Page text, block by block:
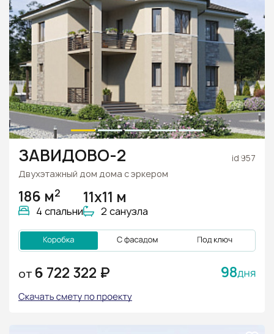
ЗАВИДОВО-2 id 957
Двухэтажный дом дома с эркером
186 м2
4 спальни
11х11 м
2 санузла
ОТ 6 722 322 ₽ 98